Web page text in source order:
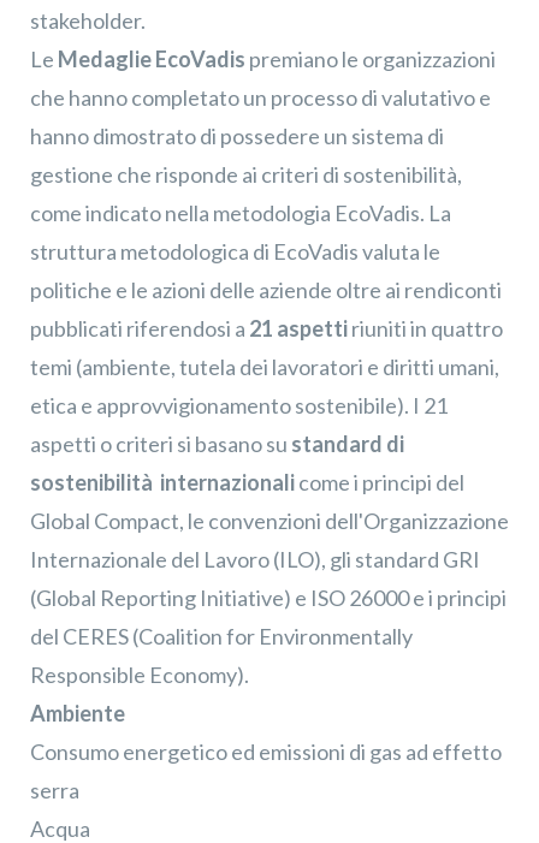
stakeholder.
Le Medaglie EcoVadis premiano le organizzazioni
che hanno completato un processo di valutativo e
hanno dimostrato di possedere un sistema di
gestione che risponde ai criteri di sostenibilità,
come indicato nella metodologia EcoVadis. La
struttura metodologica di EcoVadis valuta le
politiche e le azioni delle aziende oltre ai rendiconti
pubblicati riferendosi a 21 aspettiriuniti in quattro
temi (ambiente, tutela dei lavoratori e diritti umani,
etica e approvvigionamento sostenibile). I 21
aspetti o criteri si basano su standard di
sostenibilità internazionalicome i principi del
Global Compact, le convenzioni dell'Organizzazione
Internazionale del Lavoro (ILO), gli standard GRI
(Global Reporting Initiative) e ISO 26000 e i principi
del CERES (Coalition for Environmentally
Responsible Economy).
Ambiente
Consumo energetico ed emissioni di gas ad effetto
serra
Acqua
Iscriviti alla nostra
Newsletter